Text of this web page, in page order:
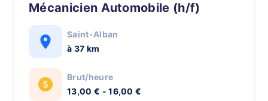
Mécanicien Automobile (h/f)
Saint-Alban
à 37 km
Brut/heure
13,00 € - 16,00 €